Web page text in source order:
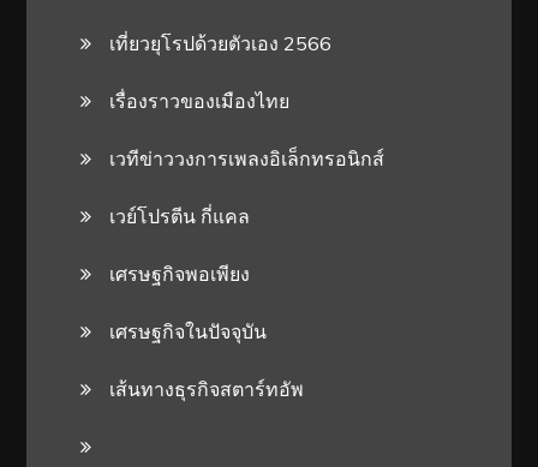
เที่ยวยุโรปด้วยตัวเอง 2566
เรื่องราวของเมืองไทย
เวทีข่าววงการเพลงอิเล็กทรอนิกส์
เวย์โปรตีน กี่แคล
เศรษฐกิจพอเพียง
เศรษฐกิจในปัจจุบัน
เส้นทางธุรกิจสตาร์ทอัพ